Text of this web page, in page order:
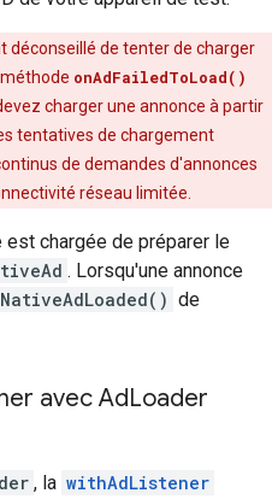
déconseillé de tenter de charger
onAdFailedToLoad()
charger une annonce à partir
tentatives de chargement
de demandes d'annonces
réseau limitée.
est chargée de préparer le
. Lorsqu'une annonce
de
avec AdLoader
, la withAdListener